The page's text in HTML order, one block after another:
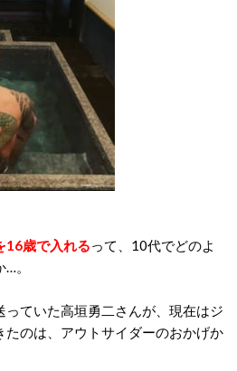
16歳で入れるって、10代でどのよ
。
っていた高垣勇二さんが、現在はジ
たのは、アウトサイダーのおかげか